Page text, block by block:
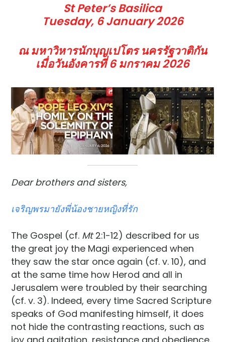
St Peter’s Basilica
Tuesday, 6 January 2026
ณ มหาวิหารนักบุญเปโตร นครรัฐวาติกัน
เมื่อวันอังคารที่ 6 มกราคม2026
Dear brothers and sisters,
เจริญพรมายังพี่น้องชายหญิงที่รัก
The Gospel (cf. Mt2:1-12) described for us
the great joy the Magi experienced when
they saw the star once again (cf. v. 10), and
at the same time how Herod and all in
Jerusalem were troubled by their searching
(cf. v. 3). Indeed, every time Sacred Scripture
speaks of God manifesting himself, it does
not hide the contrasting reactions, such as